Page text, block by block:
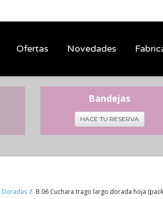
Ofertas Novedades
Bandejas
HACE TU RESERVA
Doradas B.06 Cuchara trago largo dorada hoja